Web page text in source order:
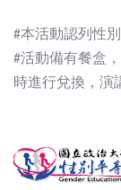
#本活動認列性
#活動備有餐盒
時進行兌換，演